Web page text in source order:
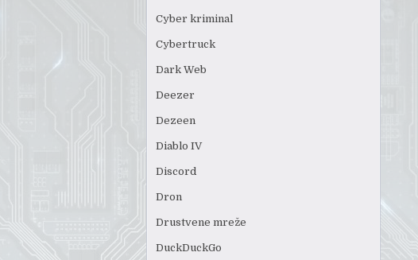
Cyber kriminal
Cybertruck
Dark Web
Deezer
Dezeen
Diablo IV
Discord
Dron
Drustvene mreže
DuckDuckGo